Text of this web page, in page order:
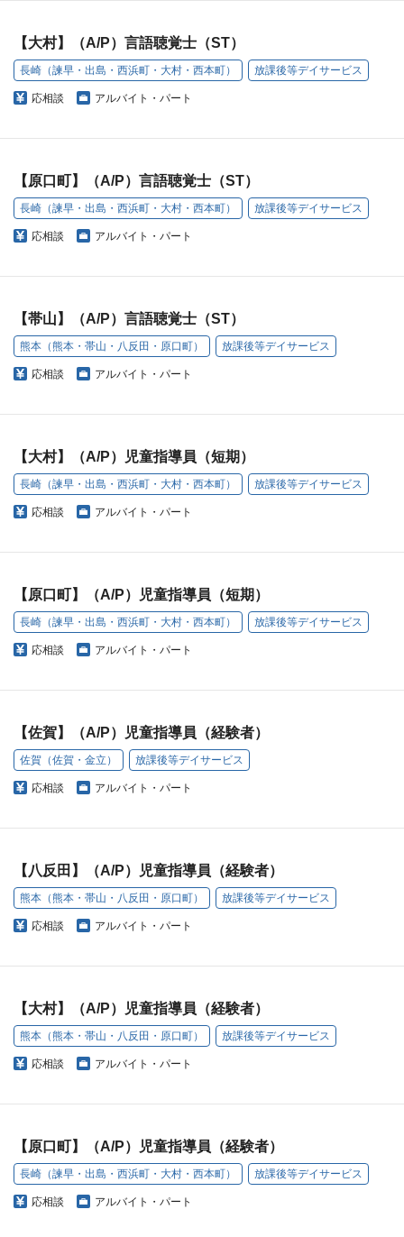
【大村】（A/P）言語聴覚士（ST）
長崎（諫早・出島・西浜町・大村・西本町） 放課後等デイサービス
応相談 アルバイト・パート
【原口町】（A/P）言語聴覚士（ST）
長崎（諫早・出島・西浜町・大村・西本町） 放課後等デイサービス
応相談 アルバイト・パート
【帯山】（A/P）言語聴覚士（ST）
熊本（熊本・帯山・八反田・原口町） 放課後等デイサービス
応相談 アルバイト・パート
【大村】（A/P）児童指導員（短期）
長崎（諫早・出島・西浜町・大村・西本町） 放課後等デイサービス
応相談 アルバイト・パート
【原口町】（A/P）児童指導員（短期）
長崎（諫早・出島・西浜町・大村・西本町） 放課後等デイサービス
応相談 アルバイト・パート
【佐賀】（A/P）児童指導員（経験者）
佐賀（佐賀・金立） 放課後等デイサービス
応相談 アルバイト・パート
【八反田】（A/P）児童指導員（経験者）
熊本（熊本・帯山・八反田・原口町） 放課後等デイサービス
応相談 アルバイト・パート
【大村】（A/P）児童指導員（経験者）
熊本（熊本・帯山・八反田・原口町） 放課後等デイサービス
応相談 アルバイト・パート
【原口町】（A/P）児童指導員（経験者）
長崎（諫早・出島・西浜町・大村・西本町） 放課後等デイサービス
応相談 アルバイト・パート